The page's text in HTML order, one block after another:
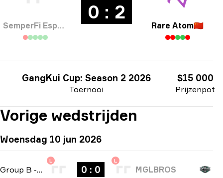
SemperFi Esports
0 : 2
Rare Atom🇨🇳
Toernooi
GangKui Cup: Season 2 2026
Prijzenpot
$15 000
Vorige wedstrijden
Woensdag 10 jun 2026
Group B - bo3
L
0 : 0
L
MGLBROS